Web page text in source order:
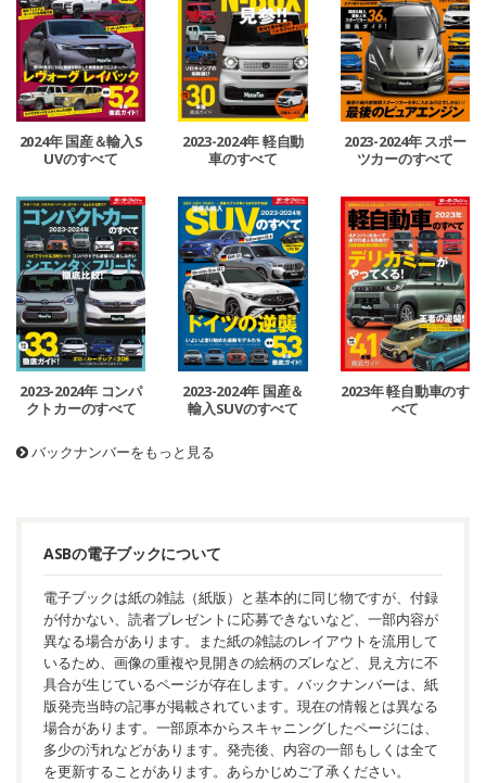
2024年 国産＆輸入S
UVのすべて
2023-2024年 軽自動
車のすべて
2023-2024年 スポー
ツカーのすべて
2023-2024年 コンパ
クトカーのすべて
2023-2024年 国産＆
輸入SUVのすべて
2023年 軽自動車のす
べて
バックナンバーをもっと見る
ASBの電子ブックについて
電子ブックは紙の雑誌（紙版）と基本的に同じ物ですが、付録
が付かない、読者プレゼントに応募できないなど、一部内容が
異なる場合があります。また紙の雑誌のレイアウトを流用して
いるため、画像の重複や見開きの絵柄のズレなど、見え方に不
具合が生じているページが存在します。バックナンバーは、紙
版発売当時の記事が掲載されています。現在の情報とは異なる
場合があります。一部原本からスキャニングしたページには、
多少の汚れなどがあります。発売後、内容の一部もしくは全て
を更新することがあります。あらかじめご了承ください。